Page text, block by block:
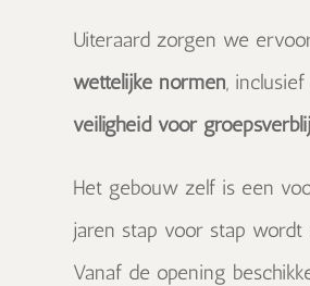
Uiteraard zorgen we
wettelijke normen ,
veiligheid voor
Het gebouw zelf is een
jaren stap voor stap wordt
Vanaf de opening